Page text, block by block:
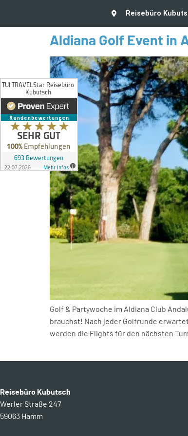
Reisebüro
Aldiana Golf Event in
Golf & Partywoche im Aldiana Club
brauchst! Nach jeder Golfrunde
werden die Flights für den nächsten
Reisebüro Kubutsch
Werler Straße 247
59063 Hamm